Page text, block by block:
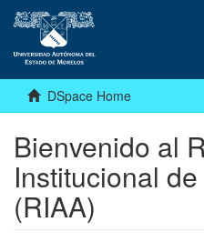
DSpace Home
Bienvenido al
Institucional
(RIAA)